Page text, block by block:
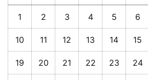
1 2 3 4 5 6
10 11 12 13 14 15
19 20 21 22 23 24